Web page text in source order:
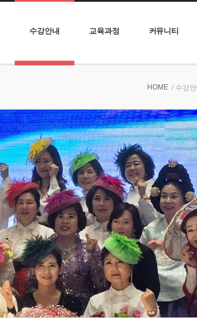
수강안내 교육과정 커뮤니티
HOME / 수강안